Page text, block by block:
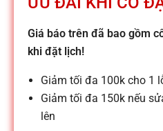
ử
a
c
Giá báo trên đã bao gồm
khi đặt lịch!
Giảm tối đa 100k cho 1
Giảm tối đa 150k nếu
lên